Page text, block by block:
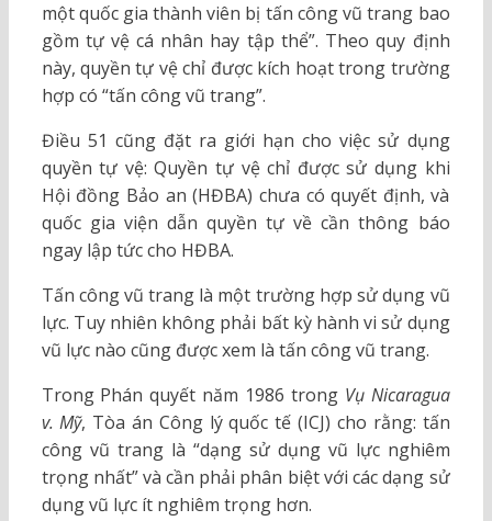
một quốc gia thành viên bị tấn công vũ trang bao
gồm tự vệ cá nhân hay tập thể”. Theo quy định
này, quyền tự vệ chỉ được kích hoạt trong trường
hợp có “tấn công vũ trang”.
Điều 51 cũng đặt ra giới hạn cho việc sử dụng
quyền tự vệ: Quyền tự vệ chỉ được sử dụng khi
Hội đồng Bảo an (HĐBA) chưa có quyết định, và
quốc gia viện dẫn quyền tự về cần thông báo
ngay lập tức cho HĐBA.
Tấn công vũ trang là một trường hợp sử dụng vũ
lực. Tuy nhiên không phải bất kỳ hành vi sử dụng
vũ lực nào cũng được xem là tấn công vũ trang.
Trong Phán quyết năm 1986 trong Vụ Nicaragua
v. Mỹ, Tòa án Công lý quốc tế (ICJ) cho rằng: tấn
công vũ trang là “dạng sử dụng vũ lực nghiêm
trọng nhất” và cần phải phân biệt với các dạng sử
dụng vũ lực ít nghiêm trọng hơn.